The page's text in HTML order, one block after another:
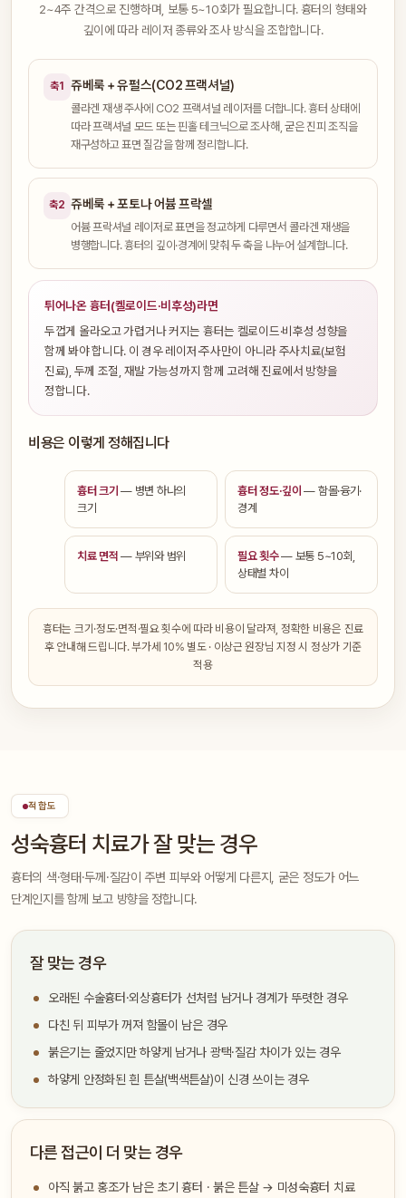
2~4주 간격으로 진행하며, 보통 5~10회가 필요합니다. 흉터의 형태와
깊이에 따라 레이저 종류와 조사 방식을 조합합니다.
축1 쥬베룩 + 유펄스(CO2 프랙셔널)
콜라겐 재생 주사에 CO2 프랙셔널 레이저를 더합니다. 흉터 상태에
따라 프랙셔널 모드 또는 핀홀 테크닉으로 조사해, 굳은 진피 조직을
재구성하고 표면 질감을 함께 정리합니다.
축2 쥬베룩 + 포토나 어븀 프락셀
어븀 프락셔널 레이저로 표면을 정교하게 다루면서 콜라겐 재생을
병행합니다. 흉터의 깊이·경계에 맞춰 두 축을 나누어 설계합니다.
튀어나온 흉터(켈로이드·비후성)라면
두껍게 올라오고 가렵거나 커지는 흉터는 켈로이드·비후성 성향을
함께 봐야 합니다. 이 경우 레이저·주사만이 아니라 주사치료(보험
진료), 두께 조절, 재발 가능성까지 함께 고려해 진료에서 방향을
정합니다.
비용은 이렇게 정해집니다
흉터 크기 — 병변 하나의
크기
흉터 정도·깊이 — 함몰·융기·
경계
치료 면적 — 부위와 범위 필요 횟수— 보통 5~10회,
상태별 차이
흉터는 크기·정도·면적·필요 횟수에 따라 비용이 달라져, 정확한 비용은 진료
후 안내해 드립니다. 부가세 10% 별도 · 이상근 원장님 지정 시 정상가 기준
적용
적합도
성숙흉터 치료가 잘 맞는 경우
흉터의 색·형태·두께·질감이 주변 피부와 어떻게 다른지, 굳은 정도가 어느
단계인지를 함께 보고 방향을 정합니다.
잘 맞는 경우
오래된 수술흉터·외상흉터가 선처럼 남거나 경계가 뚜렷한 경우
다친 뒤 피부가 꺼져 함몰이 남은 경우
붉은기는 줄었지만 하얗게 남거나 광택·질감 차이가 있는 경우
하얗게 안정화된 흰 튼살(백색튼살)이 신경 쓰이는 경우
다른 접근이 더 맞는 경우
아직 붉고 홍조가 남은 초기 흉터 · 붉은 튼살 → 미성숙흉터 치료